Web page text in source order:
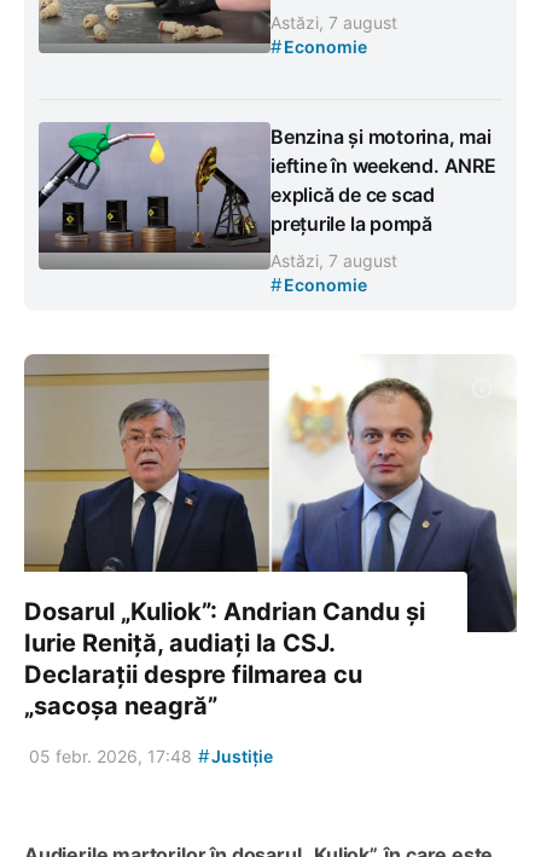
Astăzi, 7 august
#Economie
Benzina și motorina, mai
ieftine în weekend. ANRE
explică de ce scad
prețurile la pompă
Astăzi, 7 august
#Economie
Dosarul „Kuliok”: Andrian Candu și
Iurie Reniță, audiați la CSJ.
Declarații despre filmarea cu
„sacoșa neagră”
05 febr. 2026, 17:48 #Justiție